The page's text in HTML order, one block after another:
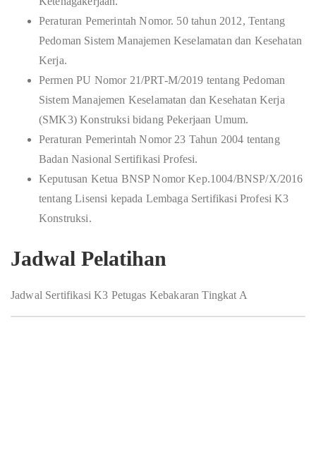
Peraturan Pemerintah Nomor. 50 tahun 2012, Tentang
Pedoman Sistem Manajemen Keselamatan dan Kesehatan
Kerja.
Permen PU Nomor 21/PRT-M/2019 tentang Pedoman
Sistem Manajemen Keselamatan dan Kesehatan Kerja
(SMK3) Konstruksi bidang Pekerjaan Umum.
Peraturan Pemerintah Nomor 23 Tahun 2004 tentang
Badan Nasional Sertifikasi Profesi.
Keputusan Ketua BNSP Nomor Kep.1004/BNSP/X/2016
tentang Lisensi kepada Lembaga Sertifikasi Profesi K3
Konstruksi.
Jadwal Pelatihan
Jadwal Sertifikasi K3 Petugas Kebakaran Tingkat A